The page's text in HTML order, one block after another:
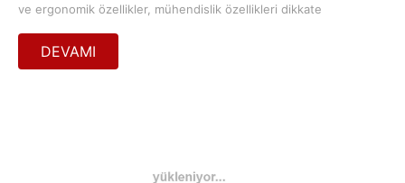
ve ergonomik özellikler, mühendislik özellikleri dikkate
memnuniyetinin sağlanabilmesi açısından son derece önemli
bir unsurdur.